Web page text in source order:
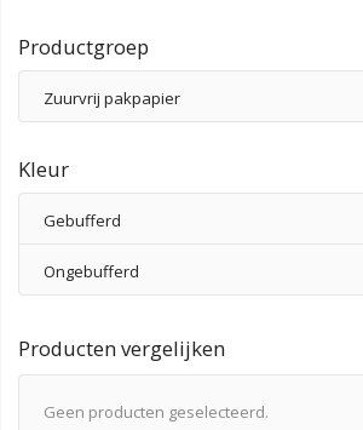
Productgroep
Zuurvrij pakpapier
Kleur
Gebufferd
Ongebufferd
Producten vergelijken
Geen producten geselecteerd.